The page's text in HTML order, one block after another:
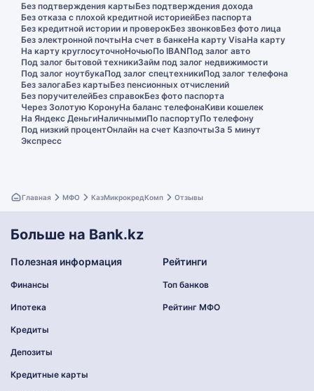
Без подтверждения картыБез подтверждения дохода
Без отказа с плохой кредитной историейБез паспорта
Без кредитной истории и проверокБез звонковБез фото лица
Без электронной почтыНа счет в банкеНа карту VisaНа карту
На карту круглосуточноНочьюПо IBANПод залог авто
Под залог бытовой техникиЗайм под залог недвижимости
Под залог ноутбукаПод залог спецтехникиПод залог телефона
Без залогаБез картыБез пенсионных отчислений
Без поручителейБез справокБез фото паспорта
Через Золотую КоронуНа баланс телефонаКиви кошелек
На Яндекс ДеньгиНаличнымиПо паспортуПо телефону
Под низкий процентОнлайн на счет КазпочтыЗа 5 минут
Экспресс
Главная МФО КазМикрокредКомп Отзывы
Больше на Bank.kz
Полезная информация
Финансы
Ипотека
Кредиты
Депозиты
Кредитные карты
Рейтинги
Топ банков
Рейтинг МФО